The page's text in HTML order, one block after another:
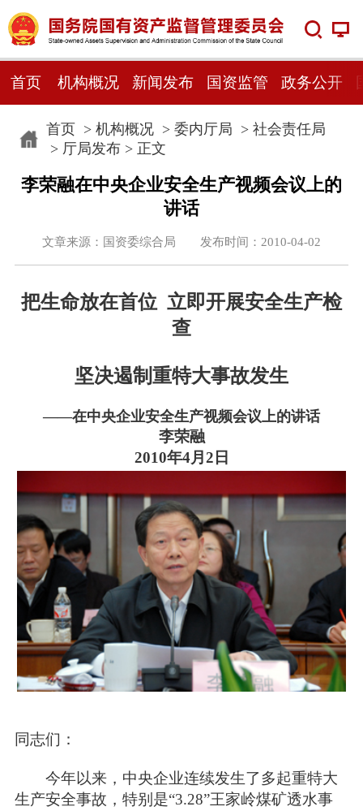
首页 机构概况 新闻发布 国资监管 政务公开
首页> 机构概况> 委内厅局 > 社会责任局
> 厅局发布> 正文
李荣融在中央企业安全生产视频会议上的
讲话
文章来源：国资委综合局 发布时间：2010-04-02
把生命放在首位 立即开展安全生产检
查
坚决遏制重特大事故发生
——在中央企业安全生产视频会议上的讲话
李荣融
2010年4月2日
同志们：
今年以来，中央企业连续发生了多起重特大
生产安全事故，特别是“3.28”王家岭煤矿透水事